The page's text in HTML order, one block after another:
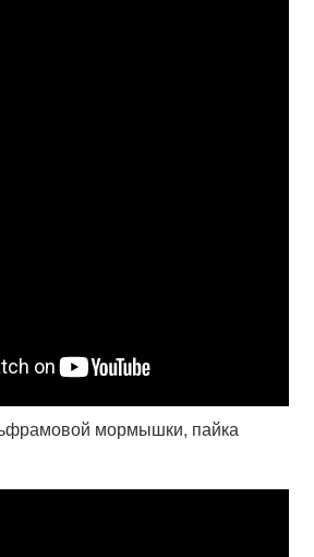
мормышки, пайка